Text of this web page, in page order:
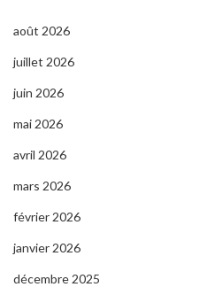
août 2026
juillet 2026
juin 2026
mai 2026
avril 2026
mars 2026
février 2026
janvier 2026
décembre 2025